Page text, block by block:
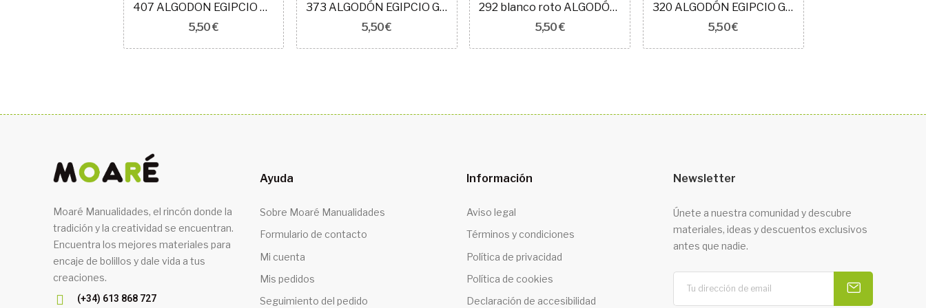
407 ALGODON EGIPCIO GIZA 60
5,50 €
373 ALGODÓN EGIPCIO GIZA 60
5,50 €
292 blanco roto ALGODÓN EGIPCIO GIZA 60 COLOR
5,50 €
320 ALGODÓN EGIPCIO GIZA 60
5,50 €
Moaré Manualidades, el rincón donde la
tradición y la creatividad se encuentran.
Encuentra los mejores materiales para
encaje de bolillos y dale vida a tus
creaciones.
(+34) 613 868 727
Ayuda
Sobre Moaré Manualidades
Formulario de contacto
Mi cuenta
Mis pedidos
Seguimiento del pedido
Información
Aviso legal
Términos y condiciones
Política de privacidad
Política de cookies
Declaración de accesibilidad
Newsletter
Únete a nuestra comunidad y descubre
materiales, ideas y descuentos exclusivos
antes que nadie.